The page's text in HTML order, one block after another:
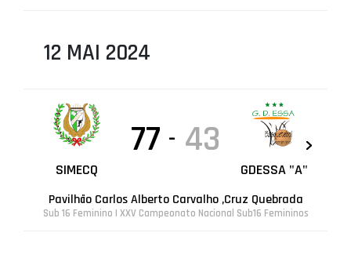
12 MAI 2024
SIMECQ
77 - 43
GDESSA "A"
Pavilhão Carlos Alberto Carvalho ,Cruz Quebrada
Sub 16 Feminino | XXV Campeonato Nacional Sub16 Femininos